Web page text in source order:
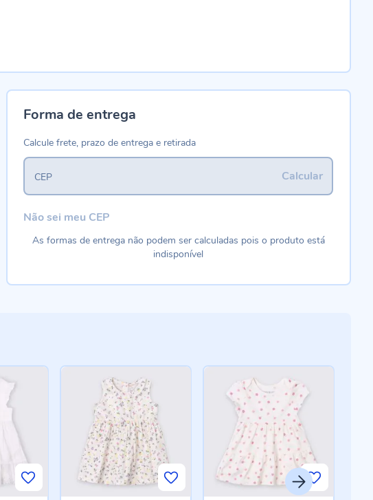
Forma de entrega
Calcule frete, prazo de entrega e retirada
Calcular
CEP
Não sei meu CEP
As formas de entrega não podem ser calculadas pois o produto está
indisponível